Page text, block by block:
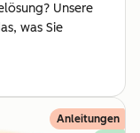
Unsere
was Sie
Anleitungen